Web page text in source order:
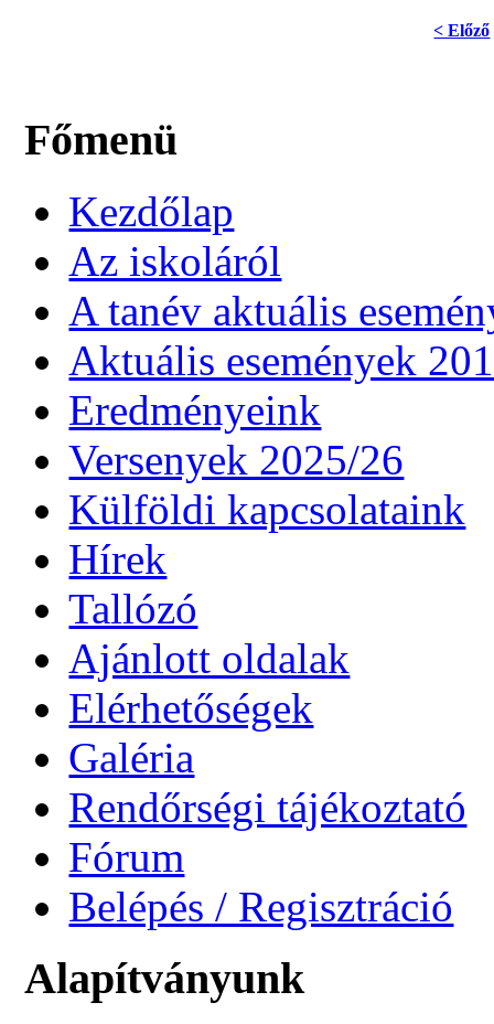
< Előző
Főmenü
Kezdőlap
Az iskoláról
A tanév aktuális
Aktuális események
Eredményeink
Versenyek 2025/26
Külföldi kapcsolataink
Hírek
Tallózó
Ajánlott oldalak
Elérhetőségek
Galéria
Rendőrségi tájékoztató
Fórum
Belépés / Regisztráció
Alapítványunk